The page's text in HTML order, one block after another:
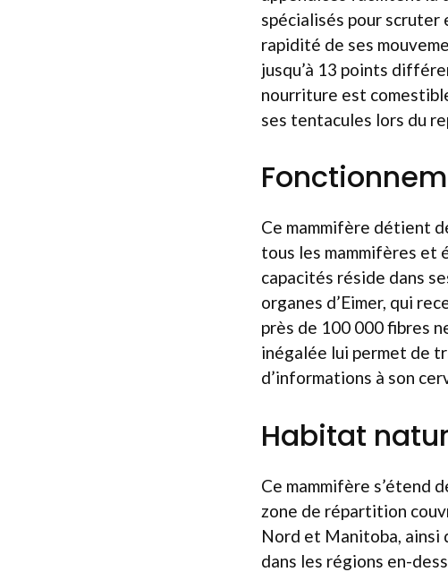
spécialisés pour scruter
rapidité de ses
jusqu’à 13 points
nourriture est
ses tentacules lors du
Ce mammifère détient
tous les mammifères et
capacités réside dans
organes d’Eimer, qui
près de 100 000 fibres
inégalée lui permet de
d’informations à son
Habitat
Ce mammifère s’étend
zone de répartition
Nord et Manitoba, ainsi
dans les régions en-